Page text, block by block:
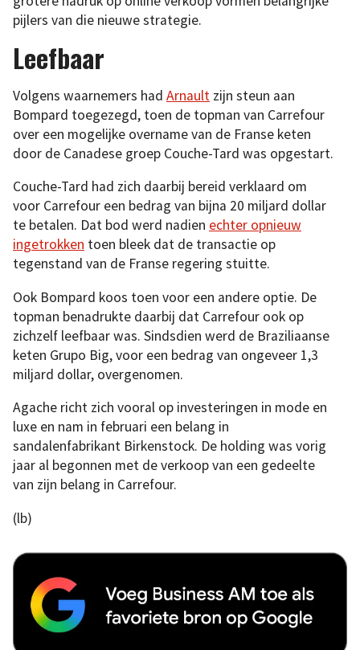
pijlers van die nieuwe strategie.
Leefbaar
Volgens waarnemers had Arnault zijn steun aan
Bompard toegezegd, toen de topman van Carrefour
over een mogelijke overname van de Franse keten
door de Canadese groep Couche-Tard was opgestart.
Couche-Tard had zich daarbij bereid verklaard om
voor Carrefour een bedrag van bijna 20 miljard dollar
te betalen. Dat bod werd nadien echter opnieuw
ingetrokken toen bleek dat de transactie op
tegenstand van de Franse regering stuitte.
Ook Bompard koos toen voor een andere optie. De
topman benadrukte daarbij dat Carrefour ook op
zichzelf leefbaar was. Sindsdien werd de Braziliaanse
keten Grupo Big, voor een bedrag van ongeveer 1,3
miljard dollar, overgenomen.
Agache richt zich vooral op investeringen in mode en
luxe en nam in februari een belang in
sandalenfabrikant Birkenstock. De holding was vorig
jaar al begonnen met de verkoop van een gedeelte
van zijn belang in Carrefour.
(lb)